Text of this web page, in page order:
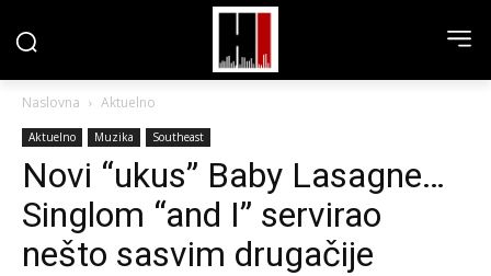
Naslovna Aktuelno
Aktuelno Muzika Southeast
Novi “ukus” Baby Lasagne…
Singlom “and I” servirao
nešto sasvim drugačije